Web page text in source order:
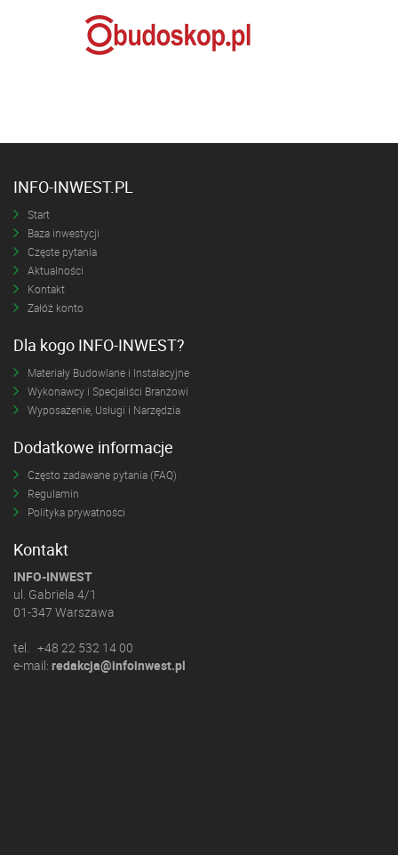
INFO-INWEST.PL
Start
Baza inwestycji
Częste pytania
Aktualności
Kontakt
Załóż konto
Dla kogo INFO-INWEST?
Materiały Budowlane i Instalacyjne
Wykonawcy i Specjaliści Branżowi
Wyposażenie, Usługi i Narzędzia
Dodatkowe informacje
Często zadawane pytania (FAQ)
Regulamin
Polityka prywatności
Kontakt
INFO-INWEST
ul. Gabriela 4/1
01-347 Warszawa
tel. +48 22 532 14 00
e-mail: redakcja@infoinwest.pl